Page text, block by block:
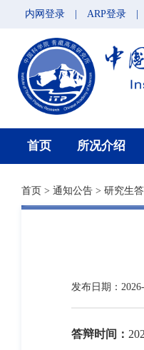
内网登录 ARP登录
首页 所况介绍
首页 > 通知公告 > 研究生
发布日期：
答辩时间： 20